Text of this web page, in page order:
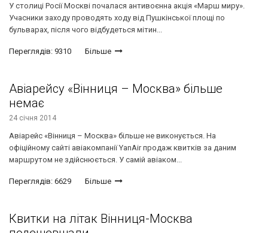
У столиці Росії Москві почалася антивоєнна акція «Марш миру».
Учасники заходу проводять ходу від Пушкінської площі по
бульварах, після чого відбудеться мітин...
Переглядів: 9310 Більше
Авіарейсу «Вінниця – Москва» більше
немає
24 січня 2014
Авіарейс «Вінниця – Москва» більше не виконується. На
офіційному сайті авіакомпанії YanAir продаж квитків за даним
маршрутом не здійснюється. У самій авіаком...
Переглядів: 6629 Більше
Квитки на літак Вінниця-Москва